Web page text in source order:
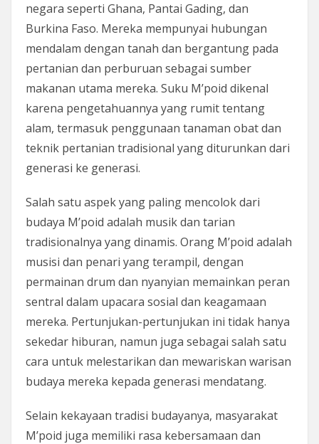
negara seperti Ghana, Pantai Gading, dan
Burkina Faso. Mereka mempunyai hubungan
mendalam dengan tanah dan bergantung pada
pertanian dan perburuan sebagai sumber
makanan utama mereka. Suku M’poid dikenal
karena pengetahuannya yang rumit tentang
alam, termasuk penggunaan tanaman obat dan
teknik pertanian tradisional yang diturunkan dari
generasi ke generasi.
Salah satu aspek yang paling mencolok dari
budaya M’poid adalah musik dan tarian
tradisionalnya yang dinamis. Orang M’poid adalah
musisi dan penari yang terampil, dengan
permainan drum dan nyanyian memainkan peran
sentral dalam upacara sosial dan keagamaan
mereka. Pertunjukan-pertunjukan ini tidak hanya
sekedar hiburan, namun juga sebagai salah satu
cara untuk melestarikan dan mewariskan warisan
budaya mereka kepada generasi mendatang.
Selain kekayaan tradisi budayanya, masyarakat
M’poid juga memiliki rasa kebersamaan dan